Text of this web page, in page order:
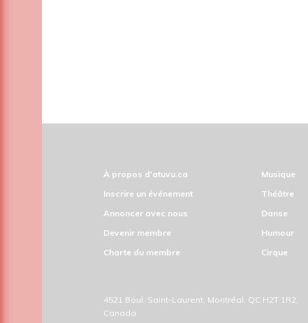
À propos d'atuvu.ca
Inscrire un événement
Annoncer avec nous
Devenir membre
Charte du membre
Musique
Théâtre
Danse
Humour
Cirque
4521 Boul. Saint-Laurent, Montréal, QC H2T 1R2,
Canada